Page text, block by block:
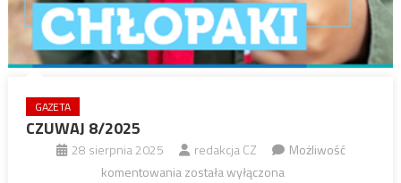
GAZETA
CZUWAJ 8/2025
28 sierpnia 2025 redakcja CZ
Możliwość
komentowaniaCZUWAJ
została wyłączona